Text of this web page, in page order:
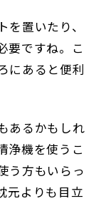
置いたり、
要ですね。こ
にあると便利
あるかもしれ
浄機を使うこ
う方もいらっ
元よりも目立